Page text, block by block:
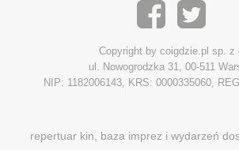
Copyright by coigdzie.pl sp. z
ul. Nowogrodzka 31, 00-511
NIP: 1182006143, KRS: 0000335060,
repertuar kin, baza imprez i wydarzeń